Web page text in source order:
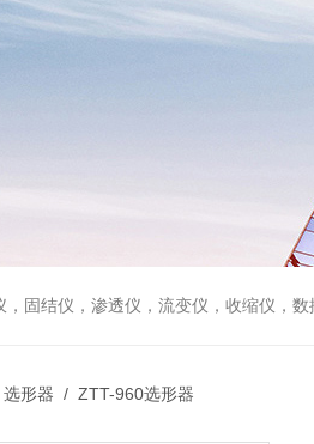
固结仪，渗透仪，流变仪，收缩仪，数
选形器 / ZTT-960选形器